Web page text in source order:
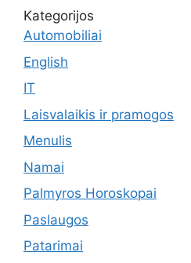
Kategorijos
Automobiliai
English
IT
Laisvalaikis ir pramogos
Menulis
Namai
Palmyros Horoskopai
Paslaugos
Patarimai